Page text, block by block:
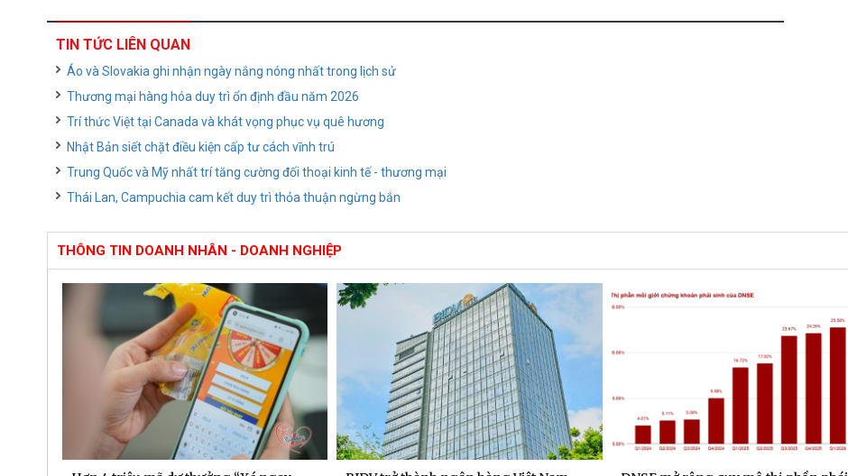
TIN TỨC LIÊN QUAN
Áo và Slovakia ghi nhận ngày nắng nóng nhất trong lịch sử
Thương mại hàng hóa duy trì ổn định đầu năm 2026
Trí thức Việt tại Canada và khát vọng phục vụ quê hương
Nhật Bản siết chặt điều kiện cấp tư cách vĩnh trú
Trung Quốc và Mỹ nhất trí tăng cường đối thoại kinh tế - thương mại
Thái Lan, Campuchia cam kết duy trì thỏa thuận ngừng bắn
THÔNG TIN DOANH NHÂN - DOANH NGHIỆP